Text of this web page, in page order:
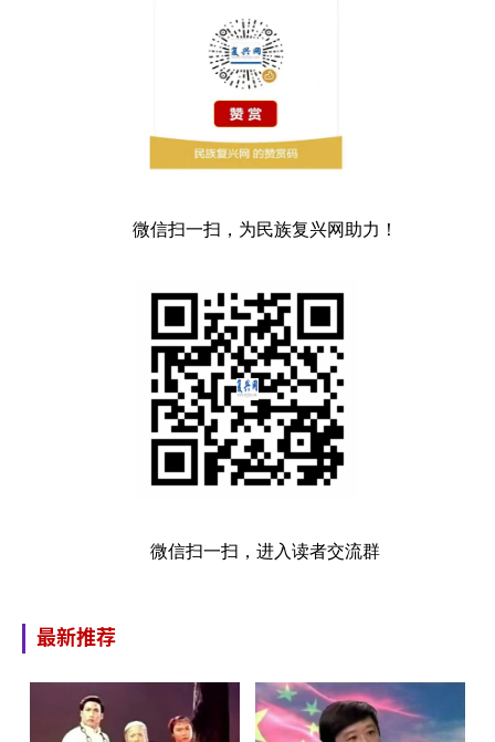
微信扫一扫，为民族复兴网助力！
微信扫一扫，进入读者交流群
最新推荐